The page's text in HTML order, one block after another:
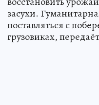
засухи.
поставляться с
грузовиках, передаёт